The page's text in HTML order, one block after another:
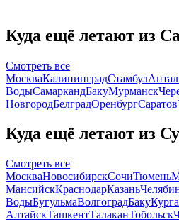
Куда ещё летают из
Смотреть все
МоскваКалининградСтамбул
ВодыСамаркандБакуМурманск
НовгородБелградОренбургСаратов
Куда ещё летают из
Смотреть все
МоскваНовосибирскСочиТюмень
МансийскКраснодарКазань
ВодыБугульмаВолгоградБаку
АлтайскТашкентТалаканТобольск